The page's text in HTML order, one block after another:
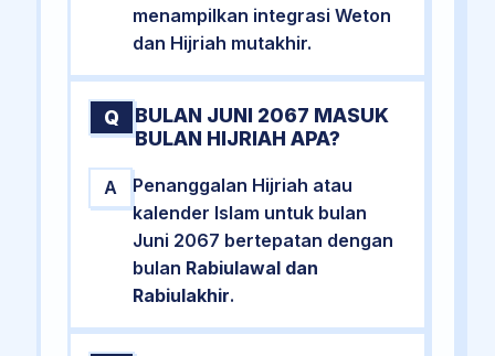
menampilkan integrasi Weton
dan Hijriah mutakhir.
Q
BULAN JUNI 2067 MASUK
BULAN HIJRIAH APA?
A
Penanggalan Hijriah atau
kalender Islam untuk bulan
Juni 2067 bertepatan dengan
bulan Rabiulawal dan
Rabiulakhir.